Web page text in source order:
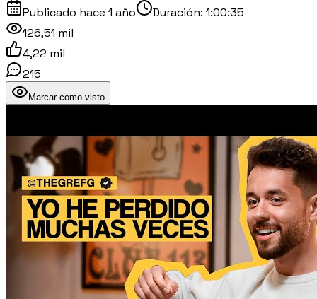
Publicado hace 1 año Duración: 1:00:35
126,51 mil
4,22 mil
215
Marcar como visto